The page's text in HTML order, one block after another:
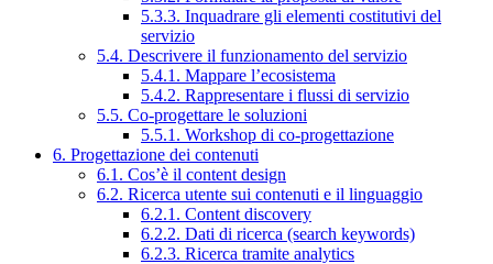
5.3.3. Inquadrare gli elementi costitutivi del
servizio
5.4. Descrivere il funzionamento del servizio
5.4.1. Mappare l’ecosistema
5.4.2. Rappresentare i flussi di servizio
5.5. Co-progettare le soluzioni
5.5.1. Workshop di co-progettazione
6. Progettazione dei contenuti
6.1. Cos’è il content design
6.2. Ricerca utente sui contenuti e il linguaggio
6.2.1. Content discovery
6.2.2. Dati di ricerca (search keywords)
6.2.3. Ricerca tramite analytics